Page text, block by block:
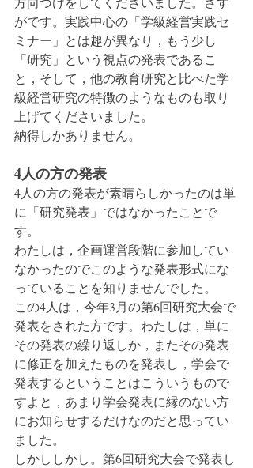
がです。実践中心の「学級経営実践セ
ミナー」とは趣が異なり，もう少し
「研究」という視点の発表であるこ
と，そして，他の教育研究と比べた学
級経営研究の特徴のようなものも取り
上げてくださいました。
納得しかありません。
4人の方の発表
4人の方の発表が素晴らしかったのは単
に「研究発表」ではなかったことで
す。
わたしは，企画運営段階に参加してい
なかったのでこのような発表形式にな
っていることを知りませんでした。
この4人は，今年3月の第6回研究大会で
発表をされた方です。わたしは，単に
その発表の繰り返しか，またその発表
に修正を加えたものを発表し，学会で
発表するということはこういうもので
すよと，あまり学会発表に縁のない方
にお知らせするだけなのだと思ってい
ました。
しかししかし。第6回研究大会で発表し